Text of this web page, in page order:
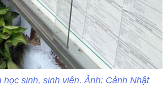
sinh, sinh viên. Ảnh: Cảnh Nhật